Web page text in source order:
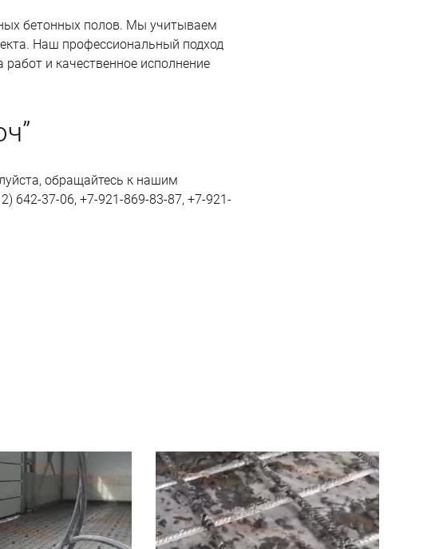
бетонных полов. Мы учитываем
Наш профессиональный подход
и качественное исполнение
обращайтесь к нашим
642-37-06, +7-921-869-83-87, +7-921-